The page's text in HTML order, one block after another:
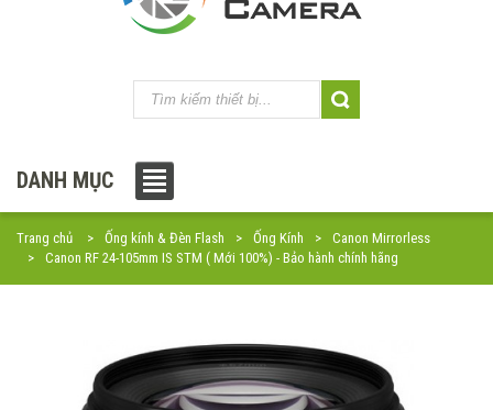
DANH MỤC
Trang chủ Ống kính & Đèn Flash Ống Kính
Canon Mirrorless
Canon RF 24-105mm IS STM ( Mới 100%) - Bảo hành chính hãng